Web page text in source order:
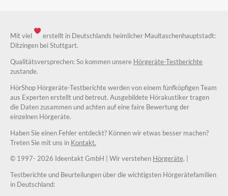
Mit viel
erstellt in Deutschlands heimlicher Maultaschenhauptstadt:
Ditzingen bei Stuttgart.
Qualitätsversprechen: So kommen unsere Hörgeräte-Testberichte
zustande.
HörShop Hörgeräte-Testberichte werden von einem fünfköpfigen Team
aus Experten erstellt und betreut. Ausgebildete Hörakustiker tragen
die Daten zusammen und achten auf eine faire Bewertung der
einzelnen Hörgeräte.
Haben Sie einen Fehler entdeckt? Können wir etwas besser machen?
Treten Sie mit uns in Kontakt.
© 1997- 2026 Ideentakt GmbH | Wir verstehen Hörgeräte. |
Testberichte und Beurteilungen über die wichtigsten Hörgerätefamilien
in Deutschland: